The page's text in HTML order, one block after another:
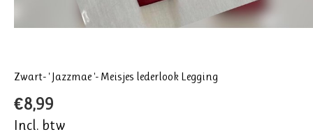
Zwart- ' Jazzmae '- Meisjes lederlook Legging
€8,99
Incl. btw